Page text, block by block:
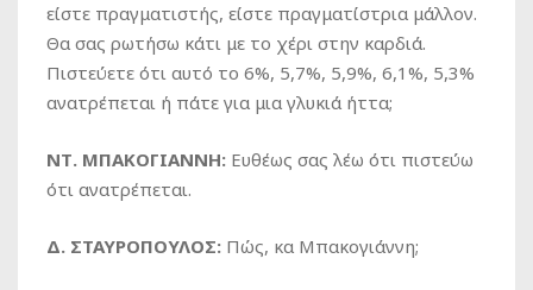
είστε πραγματιστής, είστε πραγματίστρια μάλλον.
Θα σας ρωτήσω κάτι με το χέρι στην καρδιά.
Πιστεύετε ότι αυτό το 6%, 5,7%, 5,9%, 6,1%, 5,3%
ανατρέπεται ή πάτε για μια γλυκιά ήττα;
ΝΤ. ΜΠΑΚΟΓΙΑΝΝΗ: Ευθέως σας λέω ότι πιστεύω
ότι ανατρέπεται.
Δ. ΣΤΑΥΡΟΠΟΥΛΟΣ: Πώς, κα Μπακογιάννη;